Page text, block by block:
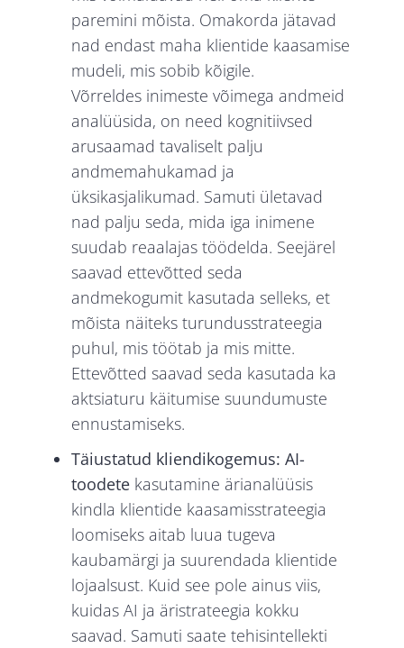
paremini mõista. Omakorda jätavad
nad endast maha klientide kaasamise
mudeli, mis sobib kõigile.
Võrreldes inimeste võimega andmeid
analüüsida, on need kognitiivsed
arusaamad tavaliselt palju
andmemahukamad ja
üksikasjalikumad. Samuti ületavad
nad palju seda, mida iga inimene
suudab reaalajas töödelda. Seejärel
saavad ettevõtted seda
andmekogumit kasutada selleks, et
mõista näiteks turundusstrateegia
puhul, mis töötab ja mis mitte.
Ettevõtted saavad seda kasutada ka
aktsiaturu käitumise suundumuste
ennustamiseks.
Täiustatud kliendikogemus: AI-
toodete kasutamine ärianalüüsis
kindla klientide kaasamisstrateegia
loomiseks aitab luua tugeva
kaubamärgi ja suurendada klientide
lojaalsust. Kuid see pole ainus viis,
kuidas AI ja äristrateegia kokku
saavad. Samuti saate tehisintellekti